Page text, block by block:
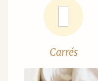
Carrés